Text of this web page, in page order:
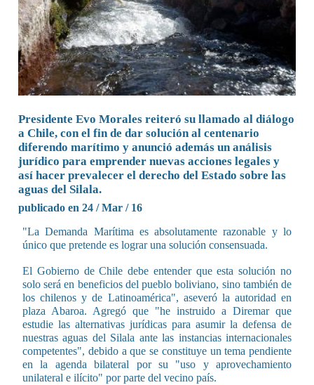
Presidente Evo Morales reiteró su llamado al diálogo
a Chile, con el fin de dar solución al centenario
diferendo marítimo y anunció además un análisis
jurídico para emprender nuevas acciones legales y
así hacer prevalecer el derecho del Estado sobre las
aguas del Silala.
publicado en 24 / Mar / 16
"La Demanda Marítima es absolutamente razonable y lo
único que pretende es lograr una solución consensuada.
El Gobierno de Chile debe entender que esta solución no
solo será en beneficios del pueblo boliviano, sino también de
los chilenos y de Latinoamérica", aseveró la autoridad en
plaza Abaroa. Agregó que "he instruido a Diremar que
estudie las alternativas jurídicas para asumir la defensa de
nuestras aguas del Silala ante las instancias internacionales
competentes", debido a que se constituye un tema pendiente
en la agenda bilateral por su "uso y aprovechamiento
unilateral e ilícito" por parte del vecino país.